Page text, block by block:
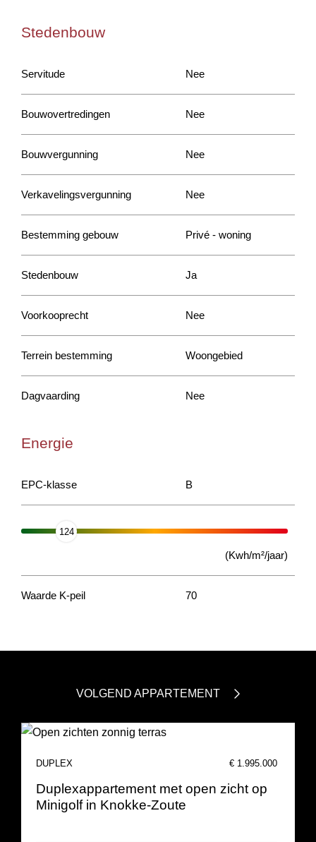
Stedenbouw
Servitude Nee
Bouwovertredingen Nee
Bouwvergunning Nee
Verkavelingsvergunning Nee
Bestemming gebouw Privé - woning
Stedenbouw Ja
Voorkooprecht Nee
Terrein bestemming Woongebied
Dagvaarding Nee
Energie
EPC-klasse B
124
(Kwh/m²/jaar)
Waarde K-peil 70
VOLGEND APPARTEMENT
DUPLEX € 1.995.000
Duplexappartement met open zicht op
Minigolf in Knokke-Zoute